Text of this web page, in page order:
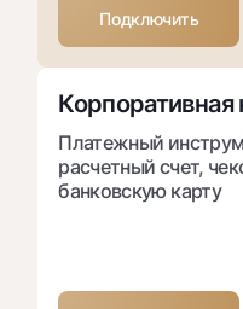
Подключить
Корпоративная
Платежный
расчетный счет,
банковскую карту